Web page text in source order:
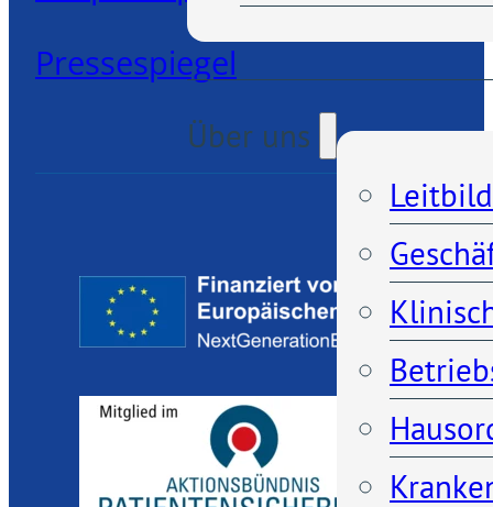
Über uns
Leitbild
Pressespiegel